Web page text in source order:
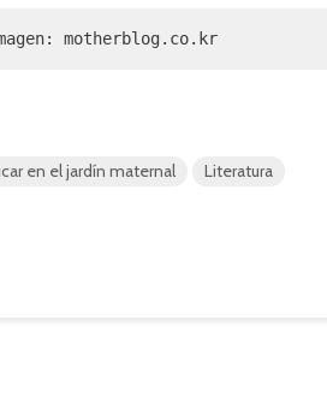
motherblog.co.kr
en el jardín maternal Literatura